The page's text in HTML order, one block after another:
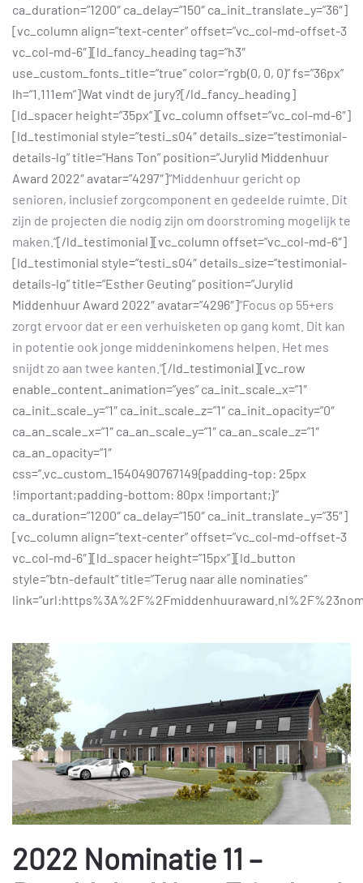
ca_duration=”1200″ ca_delay=”150″ ca_init_translate_y=”36″]
[vc_column align=”text-center” offset=”vc_col-md-offset-3
vc_col-md-6″][ld_fancy_heading tag=”h3″
use_custom_fonts_title=”true” color=”rgb(0, 0, 0)” fs=”36px”
lh=”1.111em”]Wat vindt de jury?[/ld_fancy_heading]
[ld_spacer height=”35px”][vc_column offset=”vc_col-md-6″]
[ld_testimonial style=”testi_s04″ details_size=”testimonial-
details-lg” title=”Hans Ton” position=”Jurylid Middenhuur
Award 2022″ avatar=”4297″]“Middenhuur gericht op
senioren, inclusief zorgcomponent en gedeelde ruimte. Dit
zijn de projecten die nodig zijn om doorstroming mogelijk te
maken.”[/ld_testimonial][vc_column offset=”vc_col-md-6″]
[ld_testimonial style=”testi_s04″ details_size=”testimonial-
details-lg” title=”Esther Geuting” position=”Jurylid
Middenhuur Award 2022″ avatar=”4296″]“Focus op 55+ers
zorgt ervoor dat er een verhuisketen op gang komt. Dit kan
in potentie ook jonge middeninkomens helpen. Het mes
snijdt zo aan twee kanten.”[/ld_testimonial][vc_row
enable_content_animation=”yes” ca_init_scale_x=”1″
ca_init_scale_y=”1″ ca_init_scale_z=”1″ ca_init_opacity=”0″
ca_an_scale_x=”1″ ca_an_scale_y=”1″ ca_an_scale_z=”1″
ca_an_opacity=”1″
css=”.vc_custom_1540490767149{padding-top: 25px
!important;padding-bottom: 80px !important;}”
ca_duration=”1200″ ca_delay=”150″ ca_init_translate_y=”35″]
[vc_column align=”text-center” offset=”vc_col-md-offset-3
vc_col-md-6″][ld_spacer height=”15px”][ld_button
style=”btn-default” title=”Terug naar alle nominaties”
2022 Nominatie 11 –